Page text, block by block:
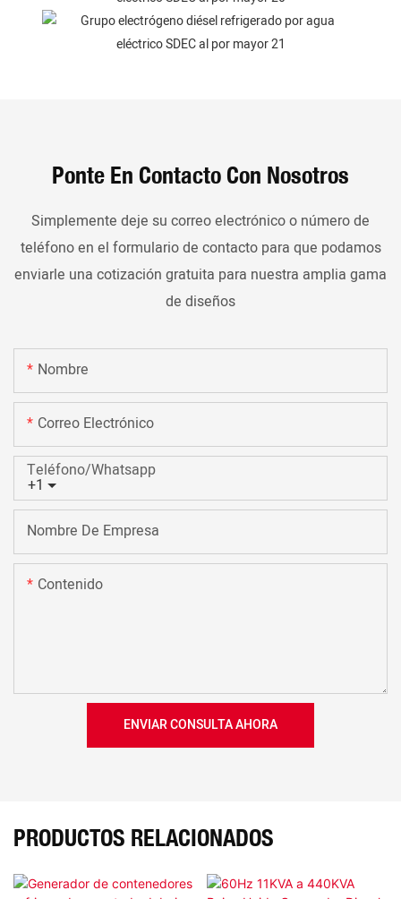
Ponte En Contacto Con Nosotros
Simplemente deje su correo electrónico o número de
teléfono en el formulario de contacto para que podamos
enviarle una cotización gratuita para nuestra amplia gama
de diseños
Nombre
Correo Electrónico
+1
Teléfono/whatsapp
Nombre De Empresa
Contenido
ENVIAR CONSULTA AHORA
PRODUCTOS RELACIONADOS